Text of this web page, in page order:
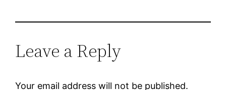
Leave a Reply
Your email address will not be published.